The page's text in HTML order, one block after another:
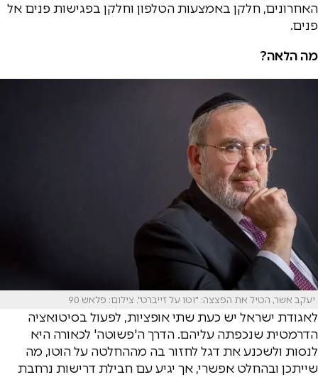
האחרונים, חלקן באמצעות הטלפון וחלקן בפגישות פנים אל
פנים.
מה הלאה?
יעקב אשר, הטיל את הפצצה: "וטו על זייברט". צילום: פלאש 90
לאגודת ישראל יש כעת שתי אופציות, לפעול בסיטואציה
הדרמטית שנכפתה עליהם. הדרך ה'פשוטה' לכאורה היא
לנסות ולשכנע את דגל לחזור בה מההחלטה על הוטו, מה
שייתכן ובהחלט אפשרי, אך יגיע עם חבילת דרישות נרחבת